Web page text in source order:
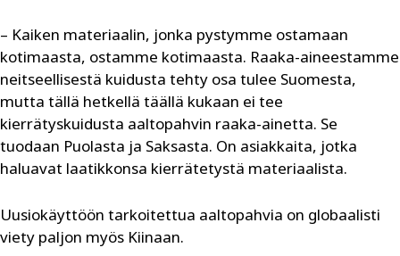
– Kaiken materiaalin, jonka pystymme ostamaan
kotimaasta, ostamme kotimaasta. Raaka-aineestamme
neitseellisestä kuidusta tehty osa tulee Suomesta,
mutta tällä hetkellä täällä kukaan ei tee
kierrätyskuidusta aaltopahvin raaka-ainetta. Se
tuodaan Puolasta ja Saksasta. On asiakkaita, jotka
haluavat laatikkonsa kierrätetystä materiaalista.
Uusiokäyttöön tarkoitettua aaltopahvia on globaalisti
viety paljon myös Kiinaan.